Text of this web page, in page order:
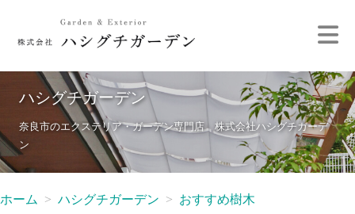
ハシグチガーデン
奈良市のエクステリア・ガーデン専門店 株式会社ハシグチガーデ
ン
ホーム ハシグチガーデン おすすめ樹木